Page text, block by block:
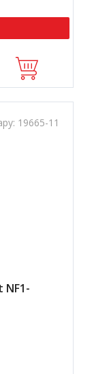
19665-11
NF1-